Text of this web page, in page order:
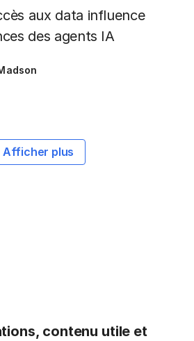
aux data influence
des agents IA
Afficher plus
contenu utile et